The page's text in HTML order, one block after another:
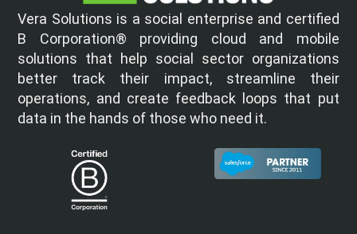
Vera Solutions is a social enterprise and certified
B Corporation® providing cloud and mobile
solutions that help social sector organizations
better track their impact, streamline their
operations, and create feedback loops that put
data in the hands of those who need it.